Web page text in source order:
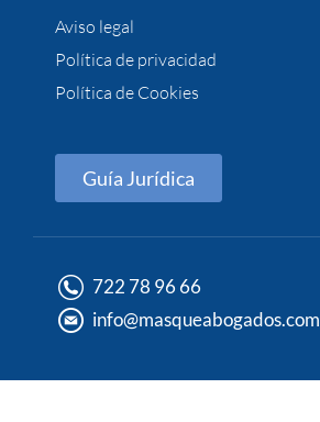
Aviso legal
Política de privacidad
Política de Cookies
Guía Jurídica
722 78 96 66
info@masqueabogados.com